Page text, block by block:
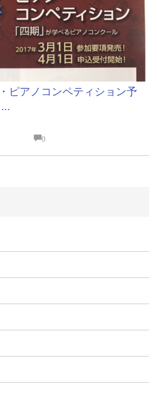
ピアノコンペティション予
0